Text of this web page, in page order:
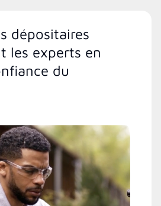
dépositaires
les experts en
du